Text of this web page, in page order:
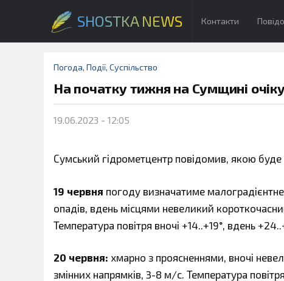
SHOSTKA NEWS Контакти
Погода, Події, Суспільство
На початку тижня на Сумщині
19.06.2023 - 12:05
Сумський гідрометцентр повідомив, якою
19 червня погоду визначатиме
опадів, вдень місцями невеликий
Температура повітря вночі +14..+19°, вдень
20 червня: хмарно з проясненнями, вночі
змінних напрямків, 3-8 м/с. Температура